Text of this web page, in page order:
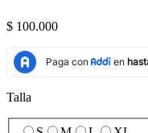
$ 100.000
Talla